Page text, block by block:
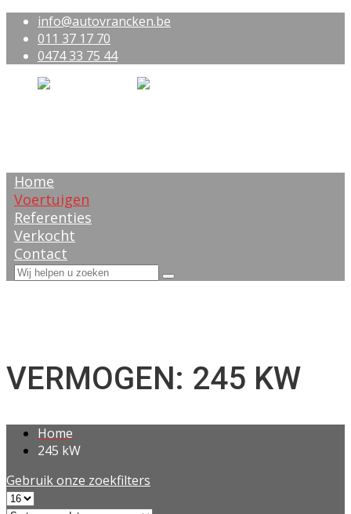
info@autovrancken.be
011 37 17 70
0474 33 75 44
Home
Voertuigen
Referenties
Verkocht
Contact
VERMOGEN: 245 KW
Home
245 kW
Gebruik onze zoekfilters